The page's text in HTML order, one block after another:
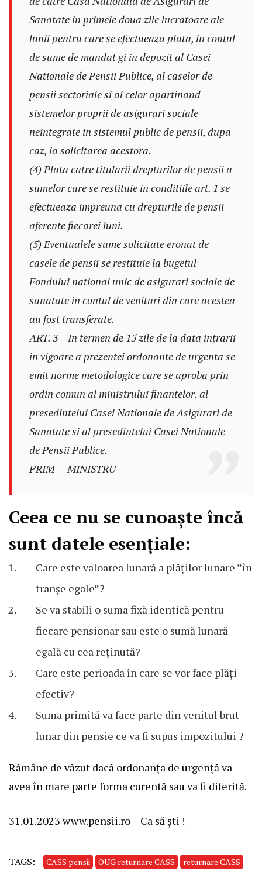
Sanatate in primele doua zile lucratoare ale
lunii pentru care se efectueaza plata, in contul
de sume de mandat gi in depozit al Casei
Nationale de Pensii Publice, al caselor de
pensii sectoriale si al celor apartinand
sistemelor proprii de asigurari sociale
neintegrate in sistemul public de pensii, dupa
caz, la solicitarea acestora.
(4) Plata catre titularii drepturilor de pensii a
sumelor care se restituie in conditiile art. 1 se
efectueaza impreuna cu drepturile de pensii
aferente fiecarei luni.
(5) Eventualele sume solicitate eronat de
casele de pensii se restituie la bugetul
Fondului national unic de asigurari sociale de
sanatate in contul de venituri din care acestea
au fost transferate.
ART. 3 – In termen de 15 zile de la data intrarii
in vigoare a prezentei ordonante de urgenta se
emit norme metodologice care se aproba prin
ordin comun al ministrului finantelor. al
presedintelui Casei Nationale de Asigurari de
Sanatate si al presedintelui Casei Nationale
de Pensii Publice.
PRIM — MINISTRU
Ceea ce nu se cunoaște încă
sunt datele esențiale:
Care este valoarea lunară a plăților lunare ”în
tranșe egale”?
Se va stabili o suma fixă identică pentru
fiecare pensionar sau este o sumă lunară
egală cu cea reținută?
Care este perioada în care se vor face plăți
efectiv?
Suma primită va face parte din venitul brut
lunar din pensie ce va fi supus impozitului ?
Rămâne de văzut dacă ordonanța de urgență va
avea în mare parte forma curentă sau va fi diferită.
31.01.2023 www.pensii.ro – Ca să ști !
TAGS: CASS pensii OUG returnare CASS returnare CASS